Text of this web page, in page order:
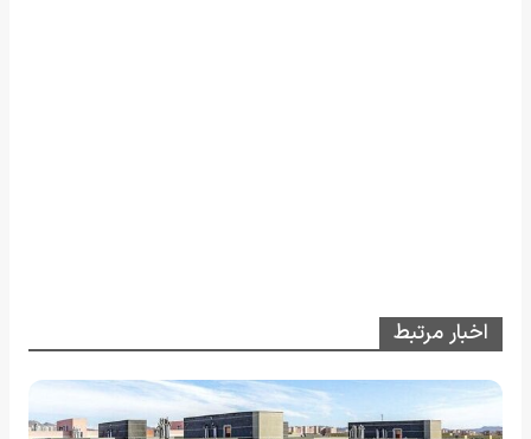
اخبار مرتبط